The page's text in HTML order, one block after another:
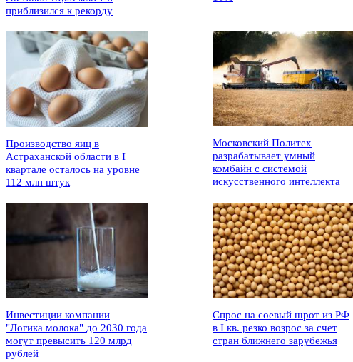
приблизился к рекорду
Производство яиц в
Астраханской области в I
квартале осталось на уровне
112 млн штук
Московский Политех
разрабатывает умный
комбайн с системой
искусственного интеллекта
Инвестиции компании
"Логика молока" до 2030 года
могут превысить 120 млрд
рублей
Спрос на соевый шрот из РФ
в I кв. резко возрос за счет
стран ближнего зарубежья